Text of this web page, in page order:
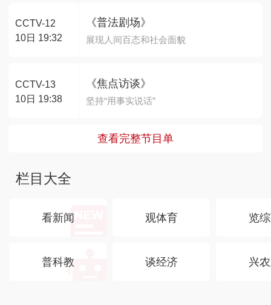
CCTV-12
10日 19:32
《普法剧场》
展现人间百态和社会面貌
CCTV-13
10日 19:38
《焦点访谈》
坚持“用事实说话”
查看完整节目单
栏目大全
看新闻 观体育 览
普科教 谈经济 兴